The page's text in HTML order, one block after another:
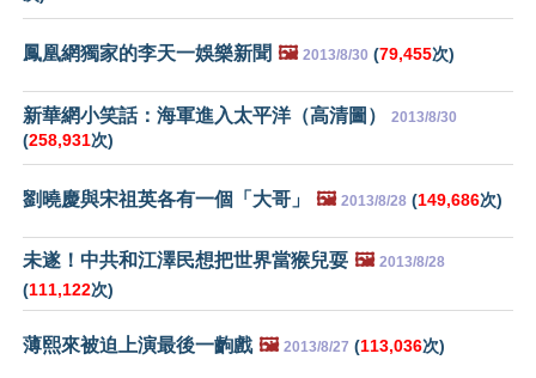
鳳凰網獨家的李天一娛樂新聞 🖼️ 2013/8/30 (79,455次)
新華網小笑話：海軍進入太平洋（高清圖） 2013/8/30
(258,931次)
劉曉慶與宋祖英各有一個「大哥」 🖼️ 2013/8/28 (149,686次)
未遂！中共和江澤民想把世界當猴兒耍 🖼️ 2013/8/28
(111,122次)
薄熙來被迫上演最後一齣戲 🖼️ 2013/8/27 (113,036次)